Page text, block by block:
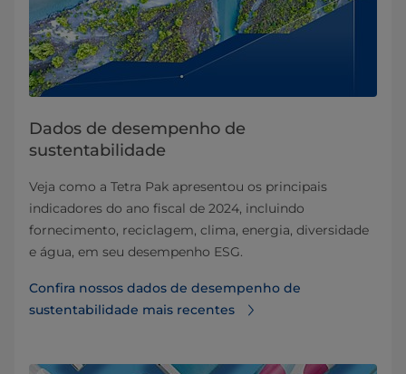
Dados de desempenho de
sustentabilidade
Veja como a Tetra Pak apresentou os principais
indicadores do ano fiscal de 2024, incluindo
fornecimento, reciclagem, clima, energia, diversidade
e água, em seu desempenho ESG.
Confira nossos dados de desempenho de
sustentabilidade mais recentes